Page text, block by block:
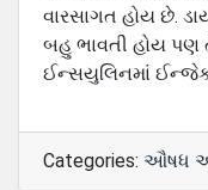
વારસાગત હોય છે.
બહુ ભાવતી હોય પણ
ઈન્સયુલિનમાં
Categories: ઔષધ